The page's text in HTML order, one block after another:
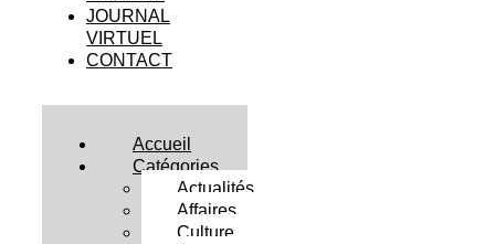
JOURNAL
VIRTUEL
CONTACT
Accueil
Catégories
Actualités
Affaires
Culture